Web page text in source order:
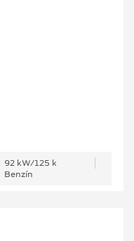
92 kW/125 k
Benzín